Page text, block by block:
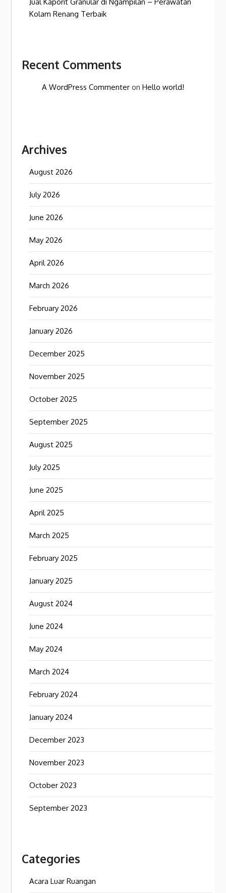
Kolam Renang Terbaik
Recent Comments
A WordPress Commenter onHello world!
Archives
August 2026
July 2026
June 2026
May 2026
April 2026
March 2026
February 2026
January 2026
December 2025
November 2025
October 2025
September 2025
August 2025
July 2025
June 2025
April 2025
March 2025
February 2025
January 2025
August 2024
June 2024
May 2024
March 2024
February 2024
January 2024
December 2023
November 2023
October 2023
September 2023
Categories
Acara Luar Ruangan